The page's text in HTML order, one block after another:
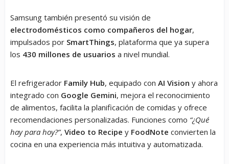
Samsung también presentó su visión de
electrodomésticos como compañeros del hogar,
impulsados por SmartThings, plataforma que ya supera
los 430 millones de usuarios a nivel mundial.
El refrigerador Family Hub, equipado con AI Vision y ahora
integrado con Google Gemini, mejora el reconocimiento
de alimentos, facilita la planificación de comidas y ofrece
recomendaciones personalizadas. Funciones como “¿Qué
hay para hoy?”, Video to Recipe y FoodNote convierten la
cocina en una experiencia más intuitiva y automatizada.